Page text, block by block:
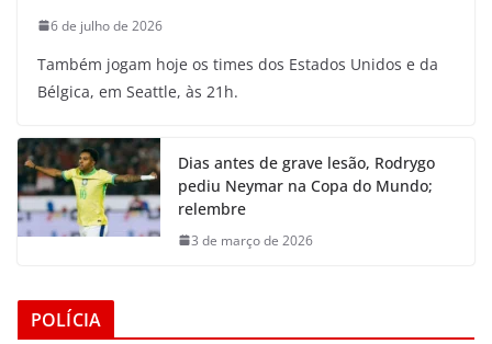
6 de julho de 2026
Também jogam hoje os times dos Estados Unidos e da
Bélgica, em Seattle, às 21h.
Dias antes de grave lesão, Rodrygo
pediu Neymar na Copa do Mundo;
relembre
3 de março de 2026
POLÍCIA